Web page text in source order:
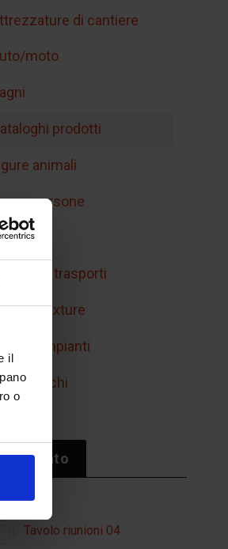
il
o
di cantiere
moto
prodotti
animali
persone
e trasporti
e texture
impianti
giochi
cliccato
Tavolo riunioni 04